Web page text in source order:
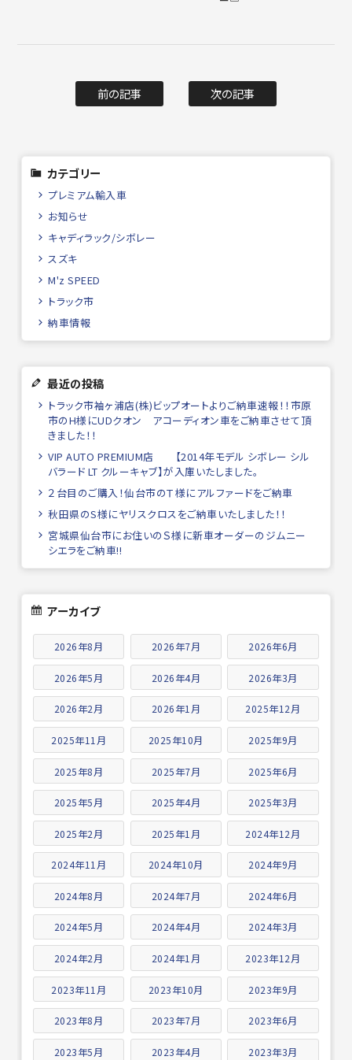
前の記事 次の記事
カテゴリー
プレミアム輸入車
お知らせ
キャディラック/シボレー
スズキ
M'z SPEED
トラック市
納車情報
最近の投稿
トラック市袖ヶ浦店(株)ビップオートよりご納車速報！！市原
市のH様にUDクオン アコーディオン車をご納車させて頂
きました！！
VIP AUTO PREMIUM店 【2014年モデル シボレー シル
バラード LT クルーキャブ】が入庫いたしました。
２台目のご購入！仙台市のＴ様にアルファードをご納車
秋田県のS様にヤリスクロスをご納車いたしました！！
宮城県仙台市にお住いのＳ様に新車オーダーのジムニー
シエラをご納車!!
アーカイブ
2026年8月 2026年7月 2026年6月
2026年5月 2026年4月 2026年3月
2026年2月 2026年1月 2025年12月
2025年11月 2025年10月 2025年9月
2025年8月 2025年7月 2025年6月
2025年5月 2025年4月 2025年3月
2025年2月 2025年1月 2024年12月
2024年11月 2024年10月 2024年9月
2024年8月 2024年7月 2024年6月
2024年5月 2024年4月 2024年3月
2024年2月 2024年1月 2023年12月
2023年11月 2023年10月 2023年9月
2023年8月 2023年7月 2023年6月
2023年5月 2023年4月 2023年3月